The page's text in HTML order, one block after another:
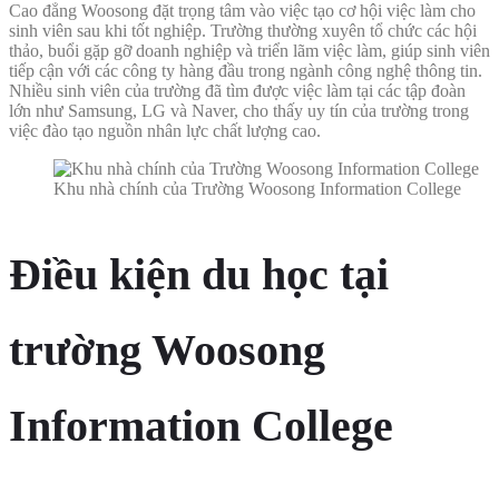
Cao đẳng Woosong đặt trọng tâm vào việc tạo cơ hội việc làm cho
sinh viên sau khi tốt nghiệp. Trường thường xuyên tổ chức các hội
thảo, buổi gặp gỡ doanh nghiệp và triển lãm việc làm, giúp sinh viên
tiếp cận với các công ty hàng đầu trong ngành công nghệ thông tin.
Nhiều sinh viên của trường đã tìm được việc làm tại các tập đoàn
lớn như Samsung, LG và Naver, cho thấy uy tín của trường trong
việc đào tạo nguồn nhân lực chất lượng cao.
Khu nhà chính của Trường Woosong Information College
Điều kiện du học tại
trường Woosong
Information College